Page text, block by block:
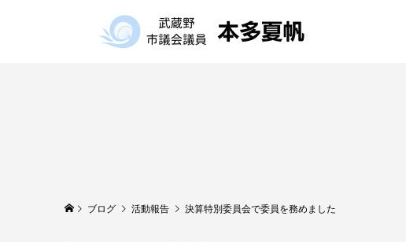
ブログ 活動報告 決算特別委員会で委員を務めました